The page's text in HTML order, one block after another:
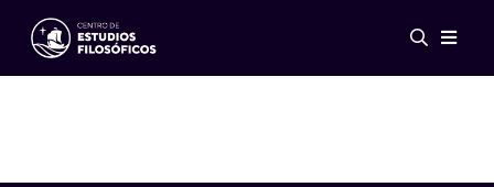
Eventos